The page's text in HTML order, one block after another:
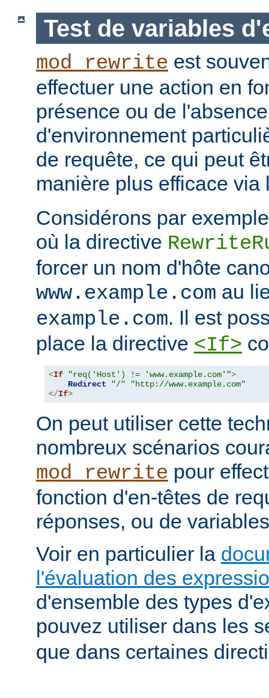
Test de variables
mod_rewrite est
effectuer une action en
présence ou de
d'environnement
de requête, ce qui peut
manière plus efficace
Considérons par
où la directive
forcer un nom d'hôte
www.example.com au
example.com. Il est
place la directive <If>
<If "req('Host') != 'www.example.com'">
Redirect
"/"
"http://www.example.com"
</If>
On peut utiliser cette
nombreux scénarios
mod_rewrite pour
fonction d'en-têtes de
réponses, ou de
Voir en particulier la
l'évaluation des
d'ensemble des types
pouvez utiliser dans les
que dans certaines